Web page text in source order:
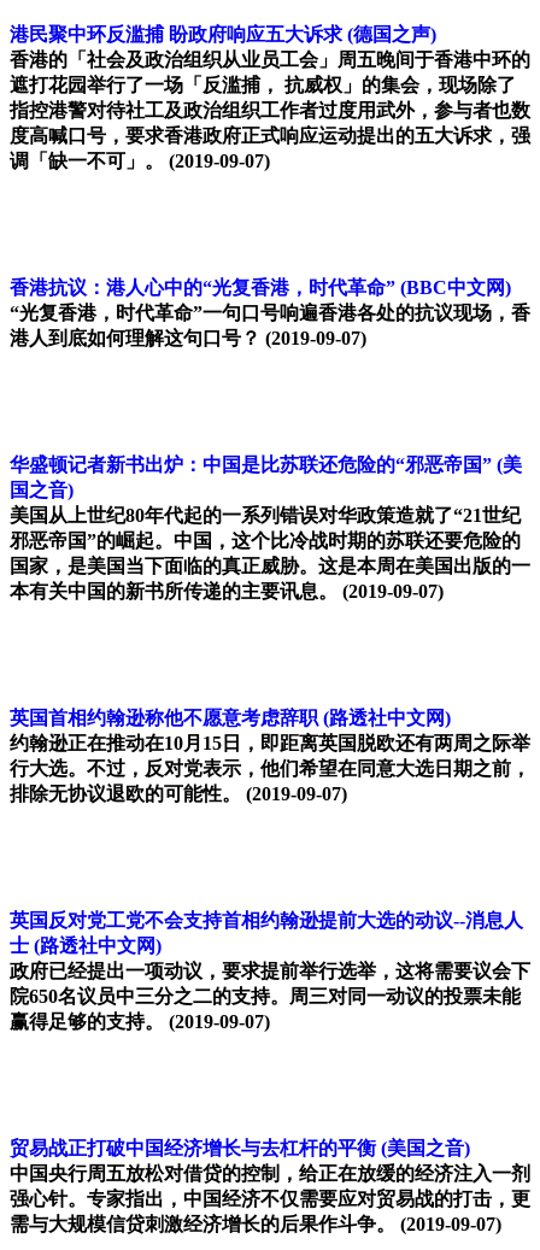
港民聚中环反滥捕 盼政府响应五大诉求 (德国之声)
香港的「社会及政治组织从业员工会」周五晚间于香港中环的
遮打花园举行了一场「反滥捕， 抗威权」的集会，现场除了
指控港警对待社工及政治组织工作者过度用武外，参与者也数
度高喊口号，要求香港政府正式响应运动提出的五大诉求，强
调「缺一不可」。
(2019-09-07)
香港抗议：港人心中的“光复香港，时代革命” (BBC中文网)
“光复香港，时代革命”一句口号响遍香港各处的抗议现场，香
港人到底如何理解这句口号？ (2019-09-07)
华盛顿记者新书出炉：中国是比苏联还危险的“邪恶帝国” (美
国之音)
美国从上世纪80年代起的一系列错误对华政策造就了“21世纪
邪恶帝国”的崛起。中国，这个比冷战时期的苏联还要危险的
国家，是美国当下面临的真正威胁。这是本周在美国出版的一
本有关中国的新书所传递的主要讯息。
(2019-09-07)
英国首相约翰逊称他不愿意考虑辞职 (路透社中文网)
约翰逊正在推动在10月15日，即距离英国脱欧还有两周之际举
行大选。不过，反对党表示，他们希望在同意大选日期之前，
排除无协议退欧的可能性。
(2019-09-07)
英国反对党工党不会支持首相约翰逊提前大选的动议--消息人
士 (路透社中文网)
政府已经提出一项动议，要求提前举行选举，这将需要议会下
院650名议员中三分之二的支持。周三对同一动议的投票未能
赢得足够的支持。
(2019-09-07)
贸易战正打破中国经济增长与去杠杆的平衡 (美国之音)
中国央行周五放松对借贷的控制，给正在放缓的经济注入一剂
强心针。专家指出，中国经济不仅需要应对贸易战的打击，更
需与大规模信贷刺激经济增长的后果作斗争。
(2019-09-07)